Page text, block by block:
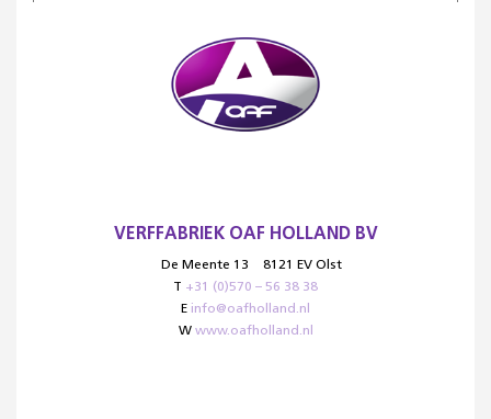
VERFFABRIEK OAF HOLLAND BV
De Meente 13
8121 EV Olst
T +31 (0)570 – 56 38 38
E info@oafholland.nl
W www.oafholland.nl